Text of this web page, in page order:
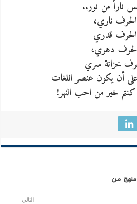
ناراً من نور..
الحرف ناري،
الحرف قدري
دهري،
خزانة سري
أن يكون عنصر اللغات
خير من احب النهر!
من
التالي